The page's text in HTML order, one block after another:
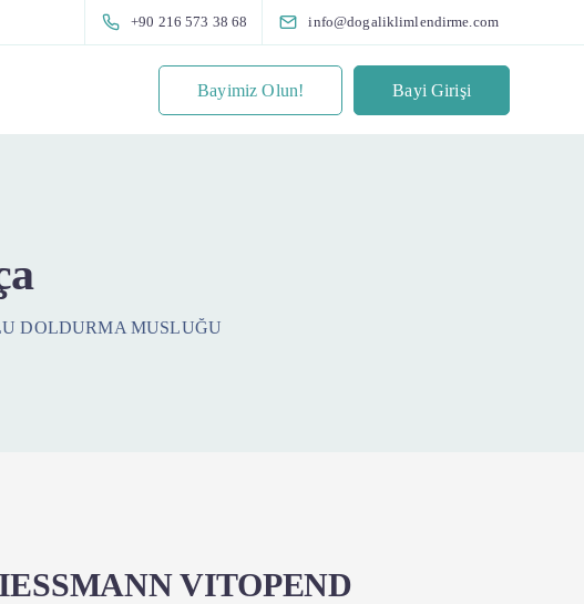
+90 216 573 38 68 info@dogaliklimlendirme.com
Bayimiz Olun! Bayi Girişi
DOLDURMA MUSLUĞU
VITOPEND